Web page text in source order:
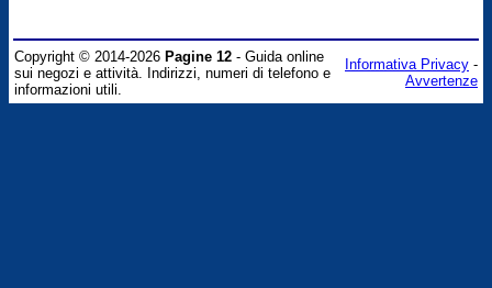
Copyright © 2014-2026 Pagine 12 - Guida online
sui negozi e attività. Indirizzi, numeri di telefono e
informazioni utili.
Informativa Privacy -
Avvertenze